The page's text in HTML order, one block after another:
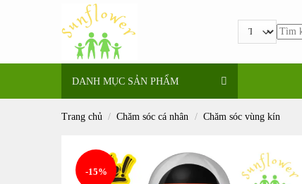
dung
Tìm
kiếm:
DANH MỤC SẢN PHẨM
Trang chủ / Chăm sóc cá nhân / Chăm sóc vùng kín
-15%